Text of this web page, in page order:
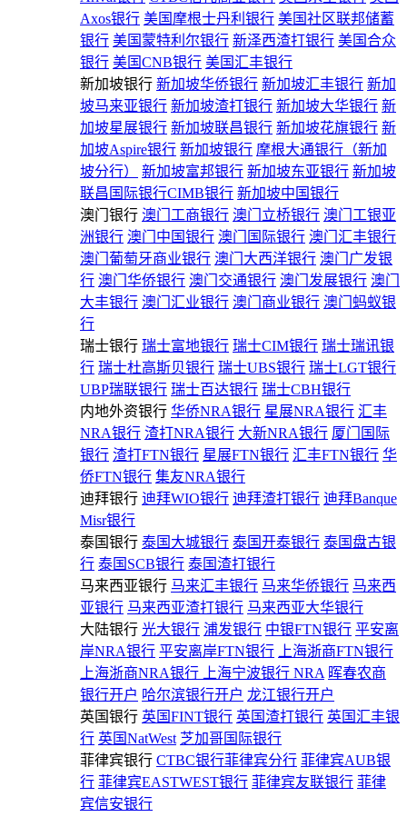
Axos银行 美国摩根士丹利银行 美国社区联邦储蓄
银行 美国蒙特利尔银行 新泽西渣打银行 美国合众
银行 美国CNB银行 美国汇丰银行
新加坡银行 新加坡华侨银行 新加坡汇丰银行 新加
坡马来亚银行 新加坡渣打银行 新加坡大华银行 新
加坡星展银行 新加坡联昌银行 新加坡花旗银行 新
加坡Aspire银行 新加坡银行 摩根大通银行（新加
坡分行）
新加坡富邦银行 新加坡东亚银行 新加坡
联昌国际银行CIMB银行 新加坡中国银行
澳门银行 澳门工商银行 澳门立桥银行 澳门工银亚
洲银行 澳门中国银行 澳门国际银行 澳门汇丰银行
澳门葡萄牙商业银行 澳门大西洋银行 澳门广发银
行 澳门华侨银行 澳门交通银行 澳门发展银行 澳门
大丰银行 澳门汇业银行 澳门商业银行 澳门蚂蚁银
行
瑞士银行 瑞士富地银行 瑞士CIM银行 瑞士瑞讯银
行 瑞士杜高斯贝银行 瑞士UBS银行 瑞士LGT银行
UBP瑞联银行 瑞士百达银行 瑞士CBH银行
内地外资银行 华侨NRA银行 星展NRA银行 汇丰
NRA银行 渣打NRA银行 大新NRA银行 厦门国际
银行 渣打FTN银行 星展FTN银行 汇丰FTN银行 华
侨FTN银行 集友NRA银行
迪拜银行 迪拜WIO银行 迪拜渣打银行 迪拜Banque
Misr银行
泰国银行 泰国大城银行 泰国开泰银行 泰国盘古银
行 泰国SCB银行 泰国渣打银行
马来西亚银行 马来汇丰银行 马来华侨银行 马来西
亚银行 马来西亚渣打银行 马来西亚大华银行
大陆银行 光大银行 浦发银行 中银FTN银行 平安离
岸NRA银行 平安离岸FTN银行
上海浙商FTN银行
上海浙商NRA银行
上海宁波银行 NRA 晖春农商
银行开户 哈尔滨银行开户 龙江银行开户
英国银行 英国FINT银行 英国渣打银行 英国汇丰银
行 英国NatWest 芝加哥国际银行
菲律宾银行 CTBC银行菲律宾分行 菲律宾AUB银
行 菲律宾EASTWEST银行 菲律宾友联银行 菲律
宾信安银行